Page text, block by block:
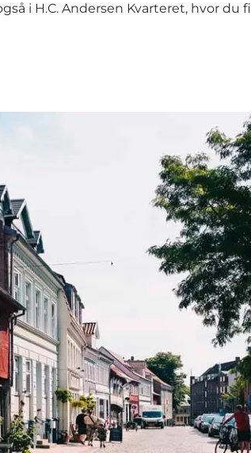
i H.C. Andersen Kvarteret, hvor du